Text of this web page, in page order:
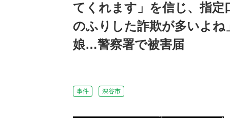
てくれます」を信じ、指
のふりした詐欺が多いよ
娘…警察署で被害届
事件 深谷市